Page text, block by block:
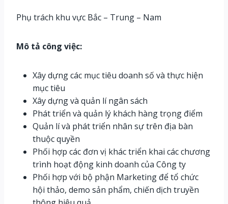
Phụ trách khu vực Bắc – Trung – Nam
Mô tả công việc:
Xây dựng các mục tiêu doanh số và thực hiện
mục tiêu
Xây dựng và quản lí ngân sách
Phát triển và quản lý khách hàng trọng điểm
Quản lí và phát triển nhân sự trên địa bàn
thuộc quyền
Phối hợp các đơn vị khác triển khai các chương
trình hoạt động kinh doanh của Công ty
Phối hợp với bộ phận Marketing để tổ chức
hội thảo, demo sản phẩm, chiến dịch truyền